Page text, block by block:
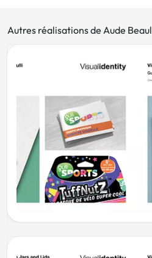
Autres réalisations de Aude